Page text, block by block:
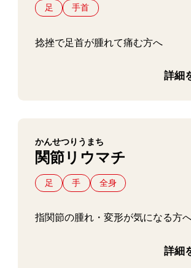
足 手首
捻挫で足首が腫れて痛む方へ
詳細
かんせつりうまち
関節リウマチ
足 手 全身
指関節の腫れ・変形が気になる方
詳細